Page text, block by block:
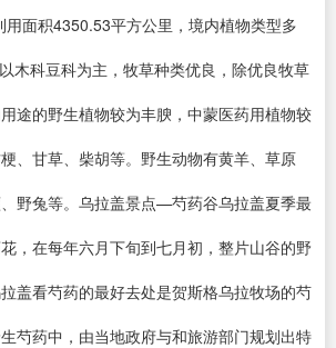
用面积4350.53平方公里，境内植物类型多
木科豆科为主，牧草种类优良，除优良牧草
途的野生植物较为丰腴，中蒙医药用植物较
、甘草、柴胡等。野生动物有黄羊、草原
野兔等。乌拉盖景点—芍药谷乌拉盖夏季最
，在每年六月下旬到七月初，整片山谷的野
盖看芍药的最好去处是贺斯格乌拉牧场的芍
芍药中，由当地政府与和旅游部门规划出特